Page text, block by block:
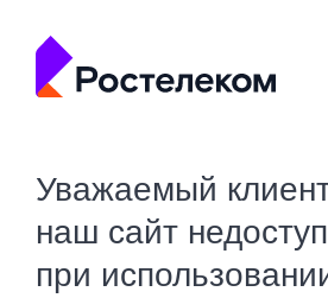
Уважаемый
наш сайт
при